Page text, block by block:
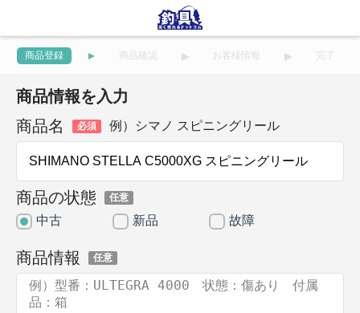
商品登録 商品確認 お客様情報 完了
商品情報を入力
商品名
必須 例）シマノ スピニングリール
商品の状態 任意
中古 新品 故障
商品情報 任意